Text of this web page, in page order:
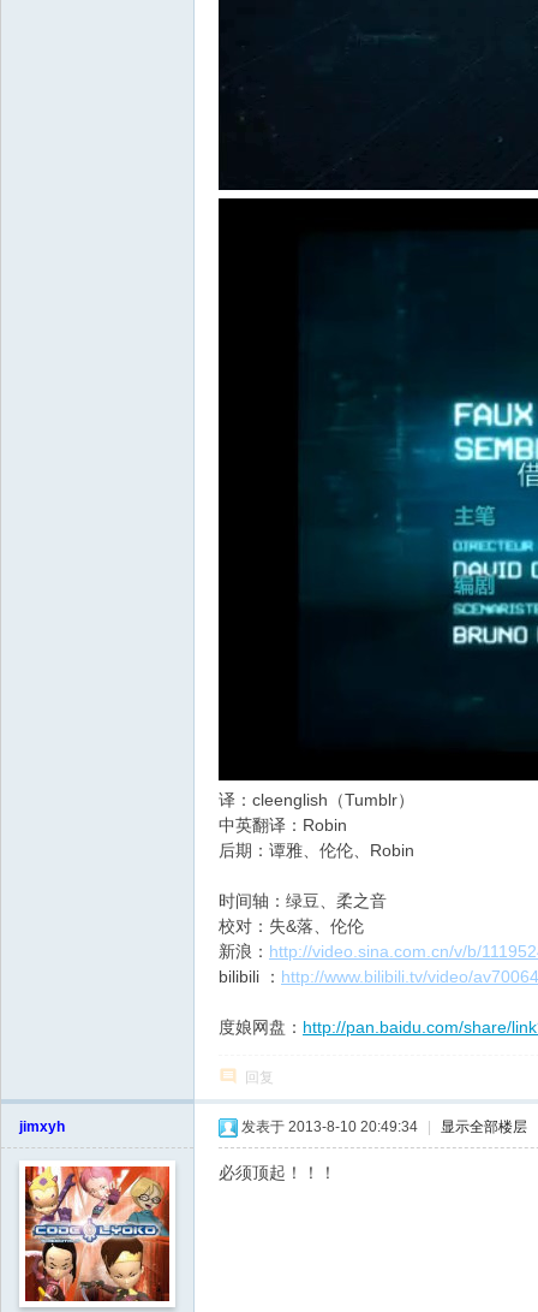
译：cleenglish（Tumblr）
中英翻译：Robin
后期：谭雅、伦伦、Robin
时间轴：绿豆、柔之音
校对：失&落、伦伦
新浪： http://video.sina.com.cn/v/b/
bilibili ： http://www.bilibili.tv/video/
度娘网盘： http://pan.baidu.com/share/
回复
jimxyh 发表于 2013-8-10 20:49:34 显示全部楼层
必须顶起！！！